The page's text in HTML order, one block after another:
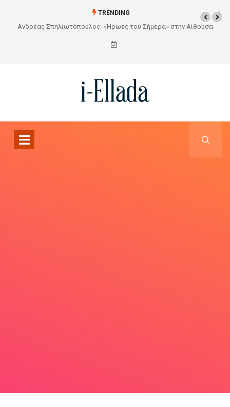
TRENDING
Από το Σχέδιο στην Πραγματικότητα